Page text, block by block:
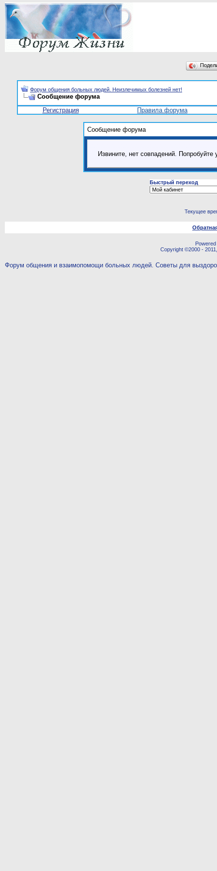
Форум общения больных людей. Неизлечимых болезней нет!
Сообщение форума
Регистрация
Правила форума
Сообщение форума
Извините, нет совпадений.
Быстрый переход
Текущее
Copyright ©2000 -
Форум общения и взаимопомощи больных людей. Советы для